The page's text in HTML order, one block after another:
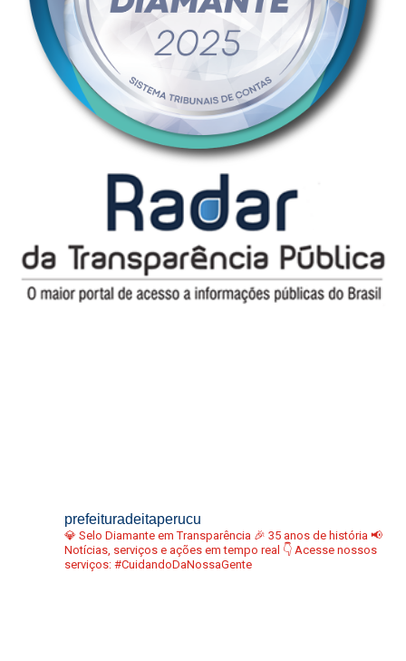
prefeituradeitaperucu
💎 Selo Diamante em Transparência 🎉 35 anos de história 📢
Notícias, serviços e ações em tempo real 👇 Acesse nossos
serviços: #CuidandoDaNossaGente